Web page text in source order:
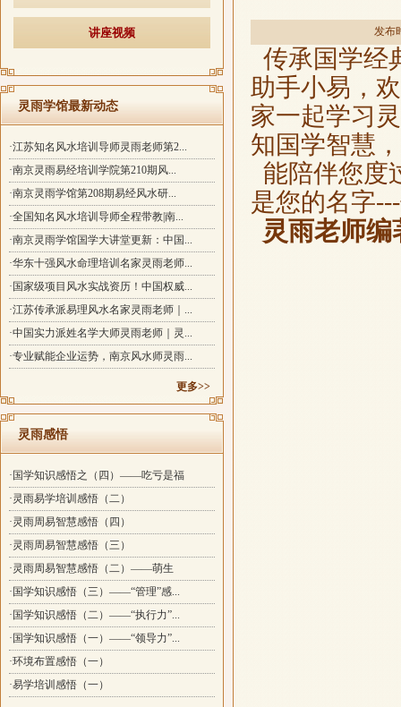
讲座视频
灵雨学馆最新动态
·江苏知名风水培训导师灵雨老师第2...
·南京灵雨易经培训学院第210期风...
·南京灵雨学馆第208期易经风水研...
·全国知名风水培训导师全程带教|南...
·南京灵雨学馆国学大讲堂更新：中国...
·华东十强风水命理培训名家灵雨老师...
·国家级项目风水实战资历！中国权威...
·江苏传承派易理风水名家灵雨老师｜...
·中国实力派姓名学大师灵雨老师｜灵...
·专业赋能企业运势，南京风水师灵雨...
更多>>
灵雨感悟
·国学知识感悟之（四）——吃亏是福
·灵雨易学培训感悟（二）
·灵雨周易智慧感悟（四）
·灵雨周易智慧感悟（三）
·灵雨周易智慧感悟（二）——萌生
·国学知识感悟（三）——“管理”感...
·国学知识感悟（二）——“执行力”...
·国学知识感悟（一）——“领导力”...
·环境布置感悟（一）
·易学培训感悟（一）
发布
传承国学经
助手小易，
家一起学习
知国学智慧
能陪伴您度
是您的名字
灵雨老师